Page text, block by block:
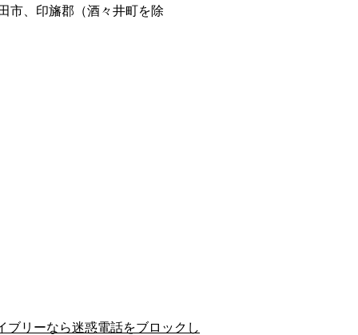
市、印旛郡（酒々井町を除
ブリーなら迷惑電話をブロックし